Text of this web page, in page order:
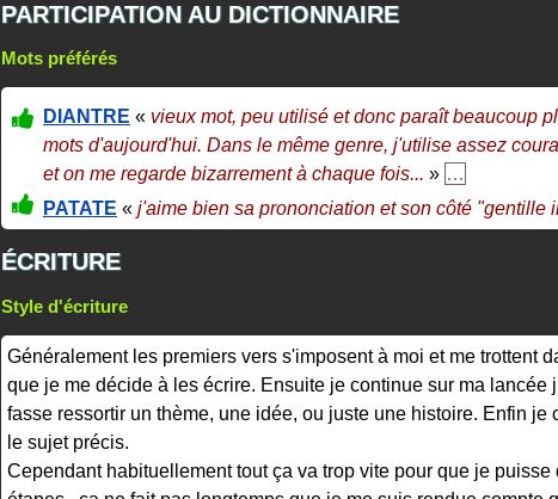
PARTICIPATION AU DICTIONNAIRE
Mots préférés
DIANTRE « vieux mot, peu utilisé et donc paraît beaucoup
mots d'aujourd'hui. Dans le même genre, j'utilise assez
et on me regarde bizarrement à chaque fois... » …
PATATE « j'aime bien sa prononciation et son côté "gentille
ÉCRITURE
Style d'écriture
Généralement les premiers vers s'imposent à moi et me trottent
que je me décide à les écrire. Ensuite je continue sur ma lancée
fasse ressortir un thème, une idée, ou juste une histoire. Enfin je
le sujet précis.
Cependant habituellement tout ça va trop vite pour que je puisse